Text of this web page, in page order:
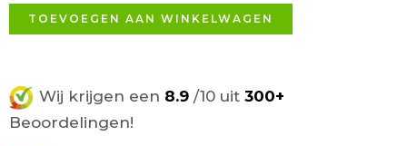
39x39cm
aantal
TOEVOEGEN AAN WINKELWAGEN
Wij krijgen een 8.9 /10 uit 300+
Beoordelingen!